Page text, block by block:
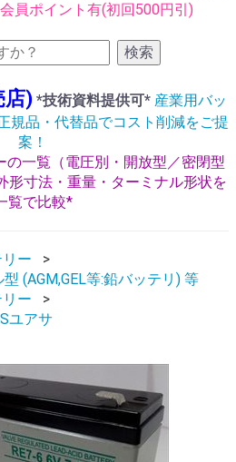
会員ポイント有(初回500円引)
検索
店) *技術資料提供可* 産業用バッ
規品・代替品でコスト削減をご提
案！
一覧（電圧別・開放型／密閉型
形寸法・重量・ターミナル形状を
覧で比較*
ー
(AGM,GEL等:鉛バッテリ) 等
ー
ユアサ